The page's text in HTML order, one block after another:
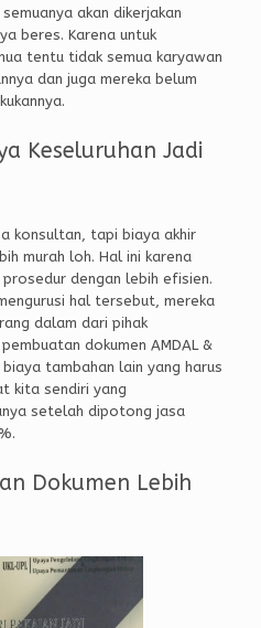
akan dikerjakan
beres. Karena untuk
tentu tidak semua karyawan
dan juga mereka belum
Keseluruhan Jadi
konsultan, tapi biaya akhir
murah loh. Hal ini karena
dengan lebih efisien.
hal tersebut, mereka
dalam dari pihak
dokumen AMDAL &
tambahan lain yang harus
kita sendiri yang
setelah dipotong jasa
Dokumen Lebih